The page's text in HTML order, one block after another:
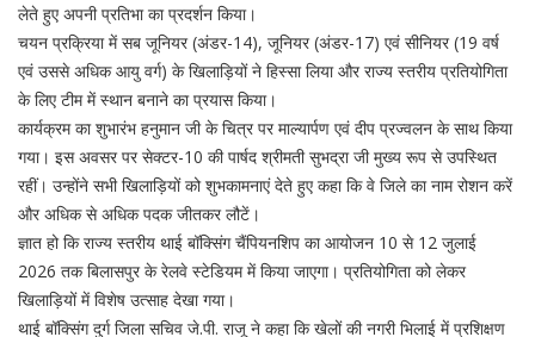
लेते हुए अपनी प्रतिभा का प्रदर्शन किया।
चयन प्रक्रिया में सब जूनियर (अंडर-14), जूनियर (अंडर-17) एवं सीनियर (19 वर्ष
एवं उससे अधिक आयु वर्ग) के खिलाड़ियों ने हिस्सा लिया और राज्य स्तरीय प्रतियोगिता
के लिए टीम में स्थान बनाने का प्रयास किया।
कार्यक्रम का शुभारंभ हनुमान जी के चित्र पर माल्यार्पण एवं दीप प्रज्वलन के साथ किया
गया। इस अवसर पर सेक्टर-10 की पार्षद श्रीमती सुभद्रा जी मुख्य रूप से उपस्थित
रहीं। उन्होंने सभी खिलाड़ियों को शुभकामनाएं देते हुए कहा कि वे जिले का नाम रोशन करें
और अधिक से अधिक पदक जीतकर लौटें।
ज्ञात हो कि राज्य स्तरीय थाई बॉक्सिंग चैंपियनशिप का आयोजन 10 से 12 जुलाई
2026 तक बिलासपुर के रेलवे स्टेडियम में किया जाएगा। प्रतियोगिता को लेकर
खिलाड़ियों में विशेष उत्साह देखा गया।
थाई बॉक्सिंग दुर्ग जिला सचिव जे.पी. राजू ने कहा कि खेलों की नगरी भिलाई में प्रशिक्षण